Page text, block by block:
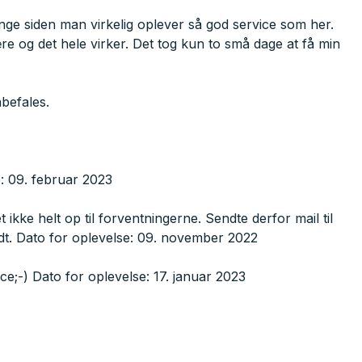
siden man virkelig oplever så god service som her.
og det hele virker. Det tog kun to små dage at få min
09. februar 2023
ikke helt op til forventningerne. Sendte derfor mail til
Dato for oplevelse: 09. november 2022
) Dato for oplevelse: 17. januar 2023